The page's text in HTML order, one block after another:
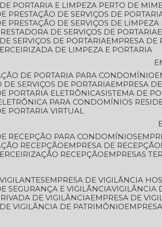
DE PORTARIA E LIMPEZA PERTO DE MIM
PRESTAÇÃO DE SERVIÇOS DE
PRESTAÇÃO DE SERVIÇOS DE
DE SERVIÇOS DE PORTARIA
DE SERVIÇOS DE PORTARIA
EMPRESA
DE LIMPEZA E PORTARIA
DE PORTARIA PARA CONDOMÍNIO
DE SERVIÇOS DE PORTARIA
EMPRESA
PORTARIA ELETRÔNICA SISTEMA DE
ELETRÔNICA PARA CONDOMÍNIOS
PORTARIA VIRTUAL
RECEPÇÃO PARA CONDOMÍNIOS
RECEPÇÃO
EMPRESA DE RECEPÇÃO
RECEPÇÃO
EMPRESAS
VIGILANTES
EMPRESA DE VIGILÂNCIA
SEGURANÇA E VIGILÂNCIA VIGILÂNCIA
DE VIGILÂNCIA
EMPRESA DE
DE VIGILÂNCIA DE PATRIMÔNIO